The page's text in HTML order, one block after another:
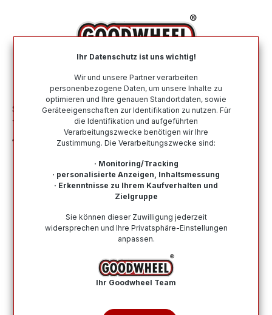
Sommerreifen Nach Größe 195 55 R16
YOKOHAMA ADVAN SPORT (V103S) ZPS
195/55R16 87V ZPS BSW
Ihr Datenschutz ist uns wichtig!
Wir und unsere Partner verarbeiten
personenbezogene Daten, um unsere Inhalte zu
optimieren und Ihre genauen Standortdaten, sowie
Geräteeigenschaften zur Identifikation zu nutzen. Für
die Identifikation und aufgeführten
Verarbeitungszwecke benötigen wir Ihre
Zustimmung. Die Verarbeitungszwecke sind:
· Monitoring/Tracking
· personalisierte Anzeigen, Inhaltsmessung
· Erkenntnisse zu Ihrem Kaufverhalten und
Zielgruppe
Sie können dieser Zuwilligung jederzeit
widersprechen und Ihre Privatsphäre-Einstellungen
anpassen.
Ihr Goodwheel Team